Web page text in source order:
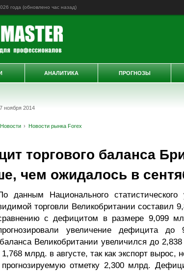
года (обновлено час назад)
ноября 2014
Новости Новости рынка Forex
торгового баланса
чем ожидалось в
данным Национального
торговли Великобритании составил
с дефицитом в размере 9,099
увеличение дефицита
баланса Великобритании увеличился до
млрд. в августе, так как экспорт
отметку 2,300 млрд.
АНАЛИТИКА ПРОГНОЗЫ